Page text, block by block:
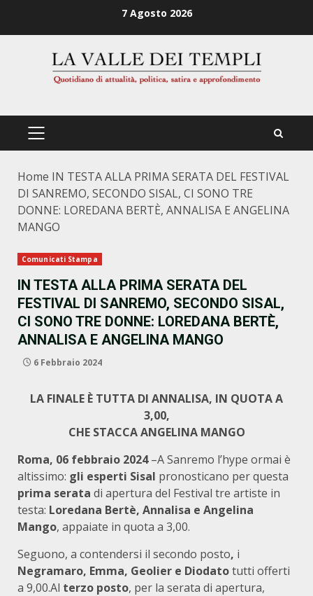
7 Agosto 2026
PRIMÄRES
Home IN TESTA ALLA PRIMA SERATA DEL FESTIVAL
DI SANREMO, SECONDO SISAL, CI SONO TRE
DONNE: LOREDANA BERTÈ, ANNALISA E ANGELINA
MANGO
Comunicati Stampa
IN TESTA ALLA PRIMA SERATA DEL
FESTIVAL DI SANREMO, SECONDO SISAL,
CI SONO TRE DONNE: LOREDANA BERTÈ,
ANNALISA E ANGELINA MANGO
6 Febbraio 2024
LA FINALE È TUTTA DI ANNALISA, IN QUOTA A
3,00,
CHE STACCA ANGELINA MANGO
Roma, 06 febbraio 2024–A Sanremo l’hype ormai è
altissimo: gli esperti Sisal pronosticano per questa
prima serata di apertura del Festival tre artiste in
testa: Loredana Bertè, Annalisa e Angelina
Mango, appaiate in quota a 3,00.
Seguono, a contendersi il secondo posto, i
Negramaro, Emma, Geolier e Diodatotutti offerti
a 9,00.Al terzo posto, per la serata di apertura,